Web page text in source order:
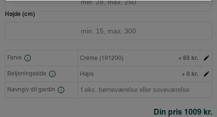
Højde (cm)
Farve Creme (191200) + 65 kr.
Betjeningsside Højre + 0 kr.
Navngiv dit gardin
Din pris 1009 kr.